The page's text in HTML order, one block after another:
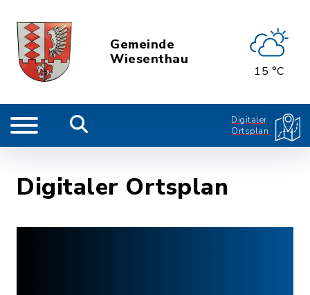
Gemeinde
Wiesenthau
15 °C
Digitaler
Ortsplan
Digitaler Ortsplan